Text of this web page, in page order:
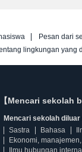
Pesan dari
lingkungan yang
【Mencari sekolah
Mencari sekolah
Sastra
Bahasa
Ekonomi,
Ilmu hubungan